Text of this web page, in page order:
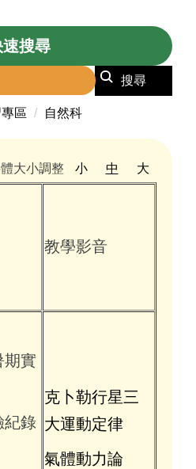
速搜尋
搜尋
區 自然科
大小調整 小 中 大
教學影音
期實
紀錄
克卜勒行星三
大運動定律
氣體動力論